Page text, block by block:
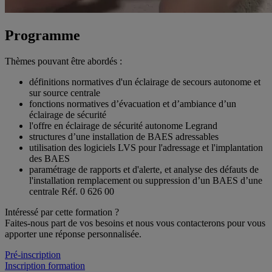
Programme
Thèmes pouvant être abordés :
définitions normatives d'un éclairage de secours autonome et
sur source centrale
fonctions normatives d’évacuation et d’ambiance d’un
éclairage de sécurité
l'offre en éclairage de sécurité autonome Legrand
structures d’une installation de BAES adressables
utilisation des logiciels LVS pour l'adressage et l'implantation
des BAES
paramétrage de rapports et d'alerte, et analyse des défauts de
l'installation remplacement ou suppression d’un BAES d’une
centrale Réf. 0 626 00
Intéressé par cette formation ?
Faites-nous part de vos besoins et nous vous contacterons pour vous
apporter une réponse personnalisée.
Pré-inscription
Inscription formation